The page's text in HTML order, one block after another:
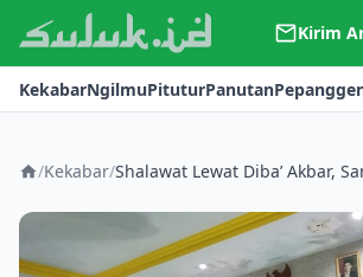
Kirim
Kerjasama
Kontak
KekabarNgilmuPituturPanutan
/Kekabar/